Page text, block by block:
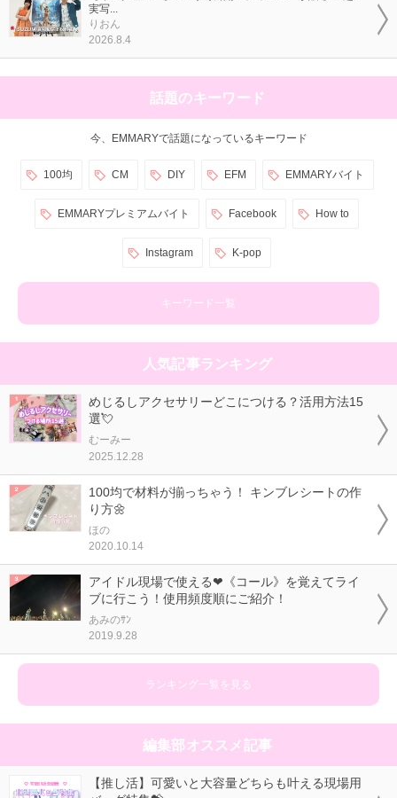
実写...
りおん
2026.8.4
話題のキーワード
今、EMMARYで話題になっているキーワード
100均 CM DIY EFM EMMARYバイト
EMMARYプレミアムバイト Facebook How to
Instagram K-pop
キーワード一覧
人気記事ランキング
めじるしアクセサリーどこにつける？活用方法15
選💘
むーみー
2025.12.28
100均で材料が揃っちゃう！ キンブレシートの作
り方🌼
ほの
2020.10.14
アイドル現場で使える❤《コール》を覚えてライ
ブに行こう！使用頻度順にご紹介！
あみのｻﾝ
2019.9.28
ランキング一覧を見る
編集部オススメ記事
【推し活】可愛いと大容量どちらも叶える現場用